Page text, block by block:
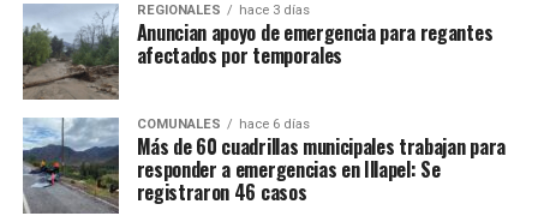
REGIONALES hace 3 días
Anuncian apoyo de emergencia para regantes
afectados por temporales
COMUNALES hace 6 días
Más de 60 cuadrillas municipales trabajan para
responder a emergencias en Illapel: Se
registraron 46 casos